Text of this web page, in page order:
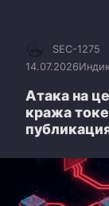
SEC-1275
14.07.2026
Атака на
кража